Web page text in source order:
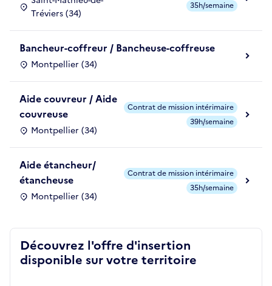
Tréviers (34)
35h/semaine
Bancheur-coffreur / Bancheuse-coffreuse
Montpellier (34)
Aide couvreur / Aide
couvreuse
Montpellier (34)
Contrat de mission intérimaire
39h/semaine
Aide étancheur/
étancheuse
Montpellier (34)
Contrat de mission intérimaire
35h/semaine
Découvrez l'offre d'insertion
disponible sur votre territoire